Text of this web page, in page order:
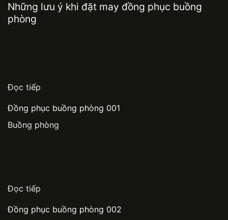
Những lưu ý khi đặt may đồng phục buồng
phòng
Đọc tiếp
Đồng phục buồng phòng 001
Buồng phòng
Đọc tiếp
Đồng phục buồng phòng 002